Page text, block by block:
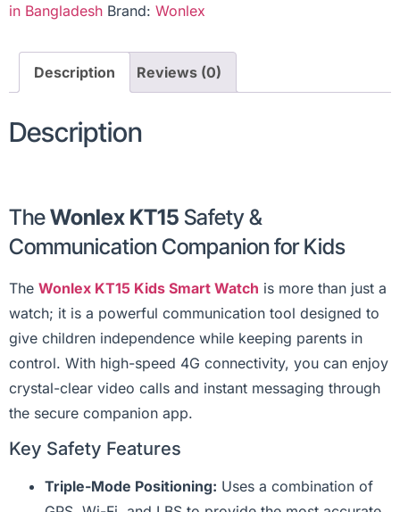
in Bangladesh Brand: Wonlex
Description Reviews (0)
Description
TheWonlex KT15 Safety &
Communication Companion for Kids
The Wonlex KT15 Kids Smart Watch is more than just a
watch; it is a powerful communication tool designed to
give children independence while keeping parents in
control. With high-speed 4G connectivity, you can enjoy
crystal-clear video calls and instant messaging through
the secure companion app.
Key Safety Features
Triple-Mode Positioning: Uses a combination of